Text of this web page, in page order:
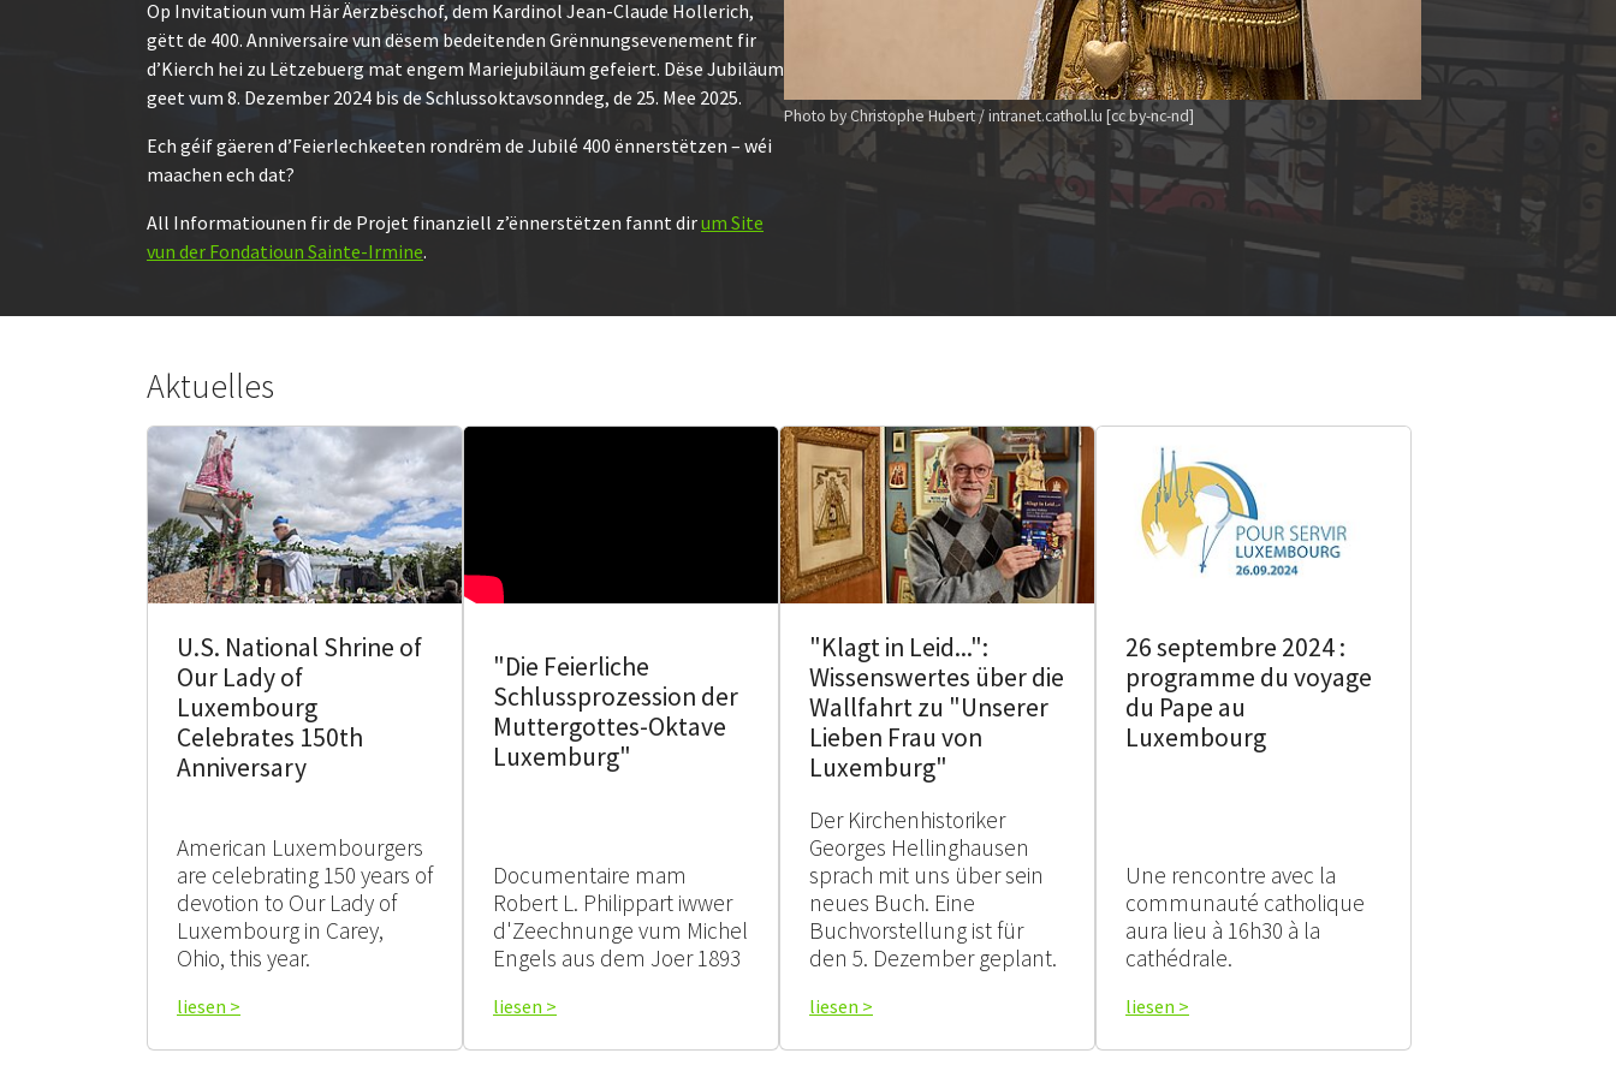
Photo by Christophe Hubert / intranet.cathol.lu [cc by-nc-nd]
Op Invitatioun vum Här Äerzbëschof, dem Kardinol Jean-Claude Hollerich,
gëtt de 400. Anniversaire vun dësem bedeitenden Grënnungsevenement fir
d’Kierch hei zu Lëtzebuerg mat engem Mariejubiläum gefeiert. Dëse Jubiläum
geet vum 8. Dezember 2024 bis de Schlussoktavsonndeg, de 25. Mee 2025.
Ech géif gäeren d’Feierlechkeeten rondrëm de Jubilé 400 ënnerstëtzen – wéi
maachen ech dat?
All Informatiounen fir de Projet finanziell z’ënnerstëtzen fannt dirum Site
vun der Fondatioun Sainte-Irmine.
Aktuelles
U.S. National Shrine of
Our Lady of
Luxembourg
Celebrates 150th
Anniversary
American Luxembourgers
are celebrating 150 years of
devotion to Our Lady of
Luxembourg in Carey,
Ohio, this year.
liesen >
"Die Feierliche
Schlussprozession der
Muttergottes-Oktave
Luxemburg"
Documentaire mam
Robert L. Philippart iwwer
d'Zeechnunge vum Michel
Engels aus dem Joer 1893
liesen >
"Klagt in Leid...":
Wissenswertes über die
Wallfahrt zu "Unserer
Lieben Frau von
Luxemburg"
Der Kirchenhistoriker
Georges Hellinghausen
sprach mit uns über sein
neues Buch. Eine
Buchvorstellung ist für
den 5. Dezember geplant.
liesen >
26 septembre 2024 :
programme du voyage
du Pape au
Luxembourg
Une rencontre avec la
communauté catholique
aura lieu à 16h30 à la
cathédrale.
liesen >